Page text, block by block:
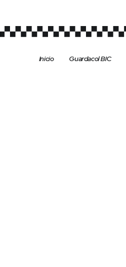
Inicio Guardacol BIC